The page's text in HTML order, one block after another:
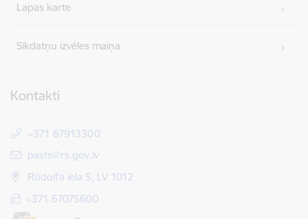
Lapas karte
Sīkdatņu izvēles maiņa
Kontakti
+371 67913300
E-pasts:
pasts@rs.gov.lv
Rūdolfa iela 5, LV 1012
+371 67075600